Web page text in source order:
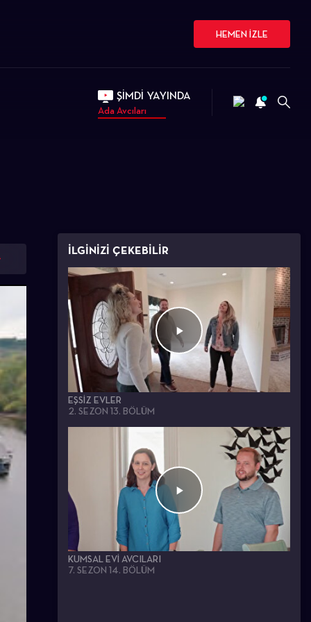
HEMEN İZLE
ŞİMDİ YAYINDA
Ada Avcıları
İLGİNİZİ ÇEKEBİLİR
EŞSIZ EVLER
2. SEZON 13. BÖLÜM
KUMSAL EVI AVCILARI
7. SEZON 14. BÖLÜM